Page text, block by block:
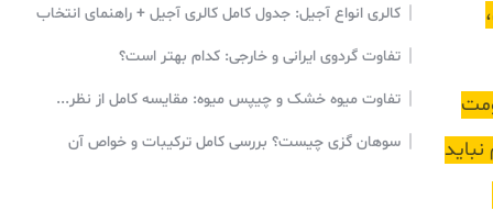
کالری انواع آجیل: جدول کامل کالری آجیل + راهنمای انتخاب
تفاوت گردوی ایرانی و خارجی: کدام بهتر است؟
تفاوت میوه خشک و چیپس میوه: مقایسه کامل از نظر...
سوهان گزی چیست؟ بررسی کامل ترکیبات و خواص آن